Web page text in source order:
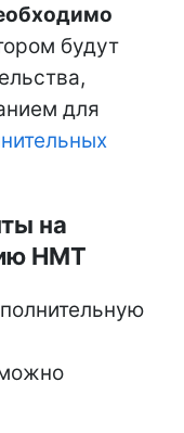
будут
для
на
НМТ